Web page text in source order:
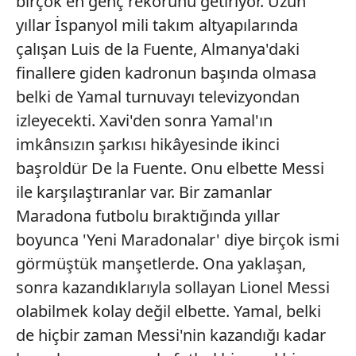
verileriniz işlenmekte olup gerekli olan çerezler bilgi
toplumu hizmetlerinin sunulması amacıyla
kullanılmaktadır. Diğer çerezler, sitemizin daha işlevsel
kılınması ve kişiselleştirilmesi ve sizlere yönelik
reklam/pazarlama faaliyetlerinin yapılması, amaçlarıyla
sınırlı olarak açık rızanız dahilinde kullanılacaktır.
Çerezlere ilişkin tercihlerinizi aşağıda yer alan panel
vasıtasıyla belirleyebilirsiniz. Çerezlere ilişkin detaylı bilgi
için Ayarlar butonuna tıklayabilir,Çerez Bilgilendirme
Metnimizi
ziyaret edebilirsiniz.
6698 sayılı Kişisel Verilerin Korunması Kanunu uyarınca
hazırlanmış Aydınlatma Metnimizi okumak ve sitemizde
ilgili mevzuata uygun olarak kullanılan çerezlerle ilgili bilgi
tıklayınız
yıllar İspanyol mili takım altyapılarında
çalışan Luis de la Fuente, Almanya'daki
finallere giden kadronun başında olmasa
belki de Yamal turnuvayı televizyondan
izleyecekti. Xavi'den sonra Yamal'ın
imkânsızın şarkısı hikâyesinde ikinci
başroldür De la Fuente. Onu elbette Messi
ile karşılaştıranlar var. Bir zamanlar
Maradona futbolu bıraktığında yıllar
boyunca 'Yeni Maradonalar' diye birçok ismi
görmüştük manşetlerde. Ona yaklaşan,
sonra kazandıklarıyla sollayan Lionel Messi
olabilmek kolay değil elbette. Yamal, belki
de hiçbir zaman Messi'nin kazandığı kadar